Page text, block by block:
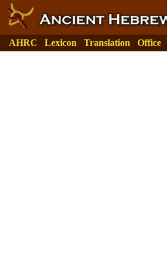
AHRC Lexicon Translation Office